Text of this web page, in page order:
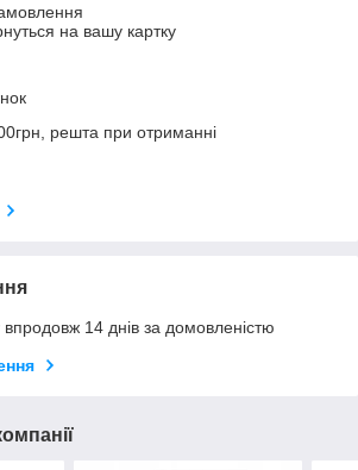
на вашу картку
решта при отриманні
14 днів за домовленістю